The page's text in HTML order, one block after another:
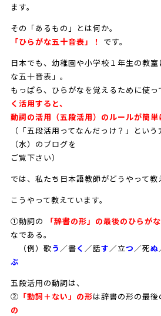
ます。
その「あるもの」とは何か。
「ひらがな五十音表」！ です。
日本でも、幼稚園や小学校１年生の教
な五十音表」。
もっぱら、ひらがなを覚えるために使
く活用すると、
動詞の活用（五段活用）のルールが簡単
（「五段活用ってなんだっけ？」とい
（水）のブログを
ご覧下さい）
では、私たち日本語教師がどうやって教
こうやって教えています。
①動詞の
「辞書の形」の最後のひらが
なである。
（例）歌う ／書く ／話す ／立つ ／死ぬ
ぶ
五段活用の動詞は、
② 「動詞＋ない」の形は辞書の形の最
の